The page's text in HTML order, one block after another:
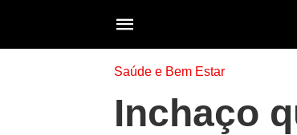
Saúde e Bem Estar
Inchaço